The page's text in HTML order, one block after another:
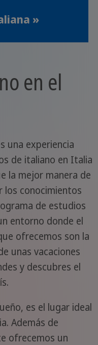
»
en el
una experiencia
de italiano en Italia
la mejor manera de
los conocimientos
de estudios
entorno donde el
ofrecemos son la
unas vacaciones
y descubres el
es el lugar ideal
Además de
ofrecemos un